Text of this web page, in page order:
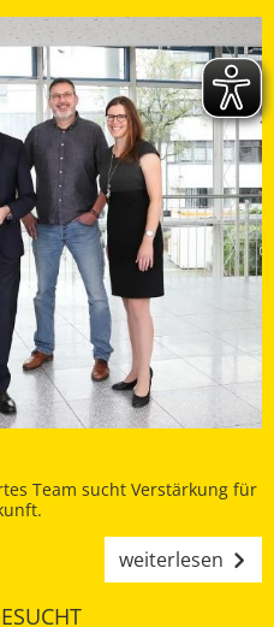
Team sucht Verstärkung für
weiterlesen